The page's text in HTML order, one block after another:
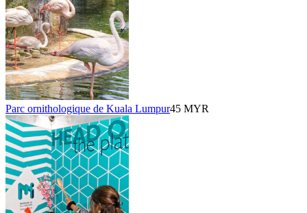
Parc ornithologique de Kuala Lumpur45 MYR